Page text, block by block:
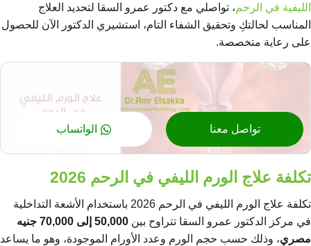
الليفية في الرحم، تواصلي مع دكتور عمرو السقا لتحديد العلاج
المناسب لحالتكِ وتحقيق الشفاء التام، استشيري الدكتور الآن للحصول
على رعاية متخصصة.
تواصل معنا الواتساب
تكلفة علاج الورم الليفي في الرحم 2026
تكلفة علاج الورم الليفي في الرحم 2026 باستخدام الأشعة التداخلية
في مركز الدكتور عمرو السقا تتراوح بين
50,000 إلى 70,000 جنيه
مصري، وذلك حسب حجم الورم وعدد الأورام الموجودة، وهو ما يساعد